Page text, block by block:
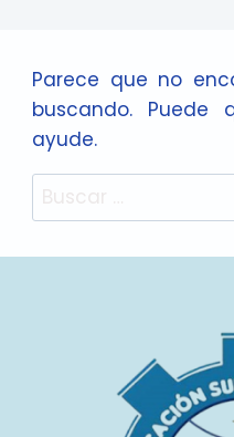
Parece que no
buscando. Puede
ayude.